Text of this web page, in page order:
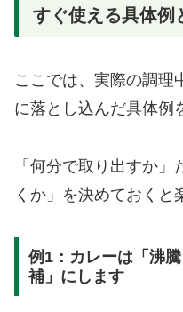
すぐ使える具体例
ここでは、実際の調理
に落とし込んだ具体例
「何分で取り出すか
くか」を決めておくと
例1：カレーは「沸
補」にします